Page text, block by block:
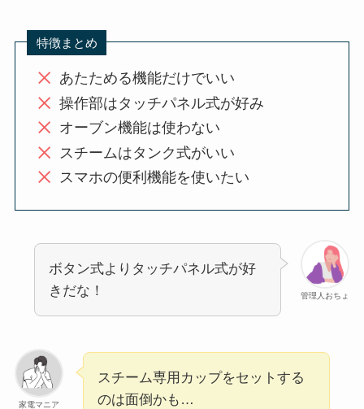
特徴まとめ
あたためる機能だけでいい
操作部はタッチパネル式が好み
オーブン機能は使わない
スチームはタンク式がいい
スマホの便利機能を使いたい
管理人おちょ
ボタン式よりタッチパネル式が好
きだな！
家電マニア
スチーム専用カップをセットする
のは面倒かも…